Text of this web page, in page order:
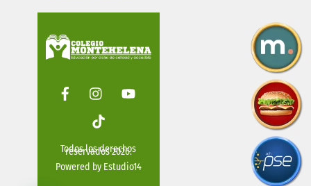
FacebookInstagramYoutube
Tiktok
Todos los derechos
reservados 2026.
Powered by Estudio14